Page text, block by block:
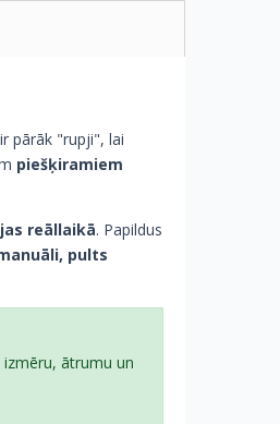
pārāk "rupji", lai
piešķiramiem
reāllaikā. Papildus
pults
ātrumu un